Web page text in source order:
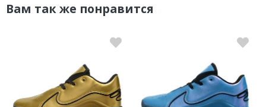
Вам так же понравится